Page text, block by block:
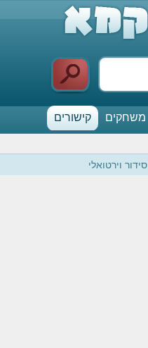
משחקים
קישורים
סידור וירטואלי